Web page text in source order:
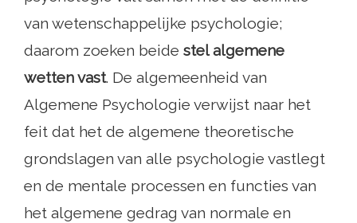
van wetenschappelijke psychologie;
daarom zoeken beide stel algemene
wetten vast. De algemeenheid van
Algemene Psychologie verwijst naar het
feit dat het de algemene theoretische
grondslagen van alle psychologie vastlegt
en de mentale processen en functies van
het algemene gedrag van normale en